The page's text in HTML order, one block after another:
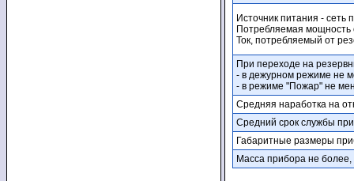
Источник питания - сеть
Потребляемая
Ток, потребляемый от
При переходе на
- в дежурном режиме не
- в режиме "Пожар" не
Средняя наработка на
Средний срок службы
Габаритные размеры
Масса прибора не более,